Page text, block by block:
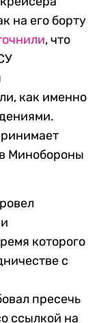
на его борту
, что
как именно
Минобороны
которого
с
пресечь
ссылкой на